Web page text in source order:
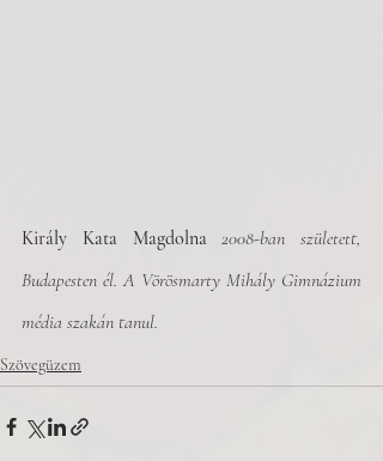
Király Kata Magdolna 2008-ban született,
Budapesten él. A Vörösmarty Mihály Gimnázium
média szakán tanul.
Szövegüzem